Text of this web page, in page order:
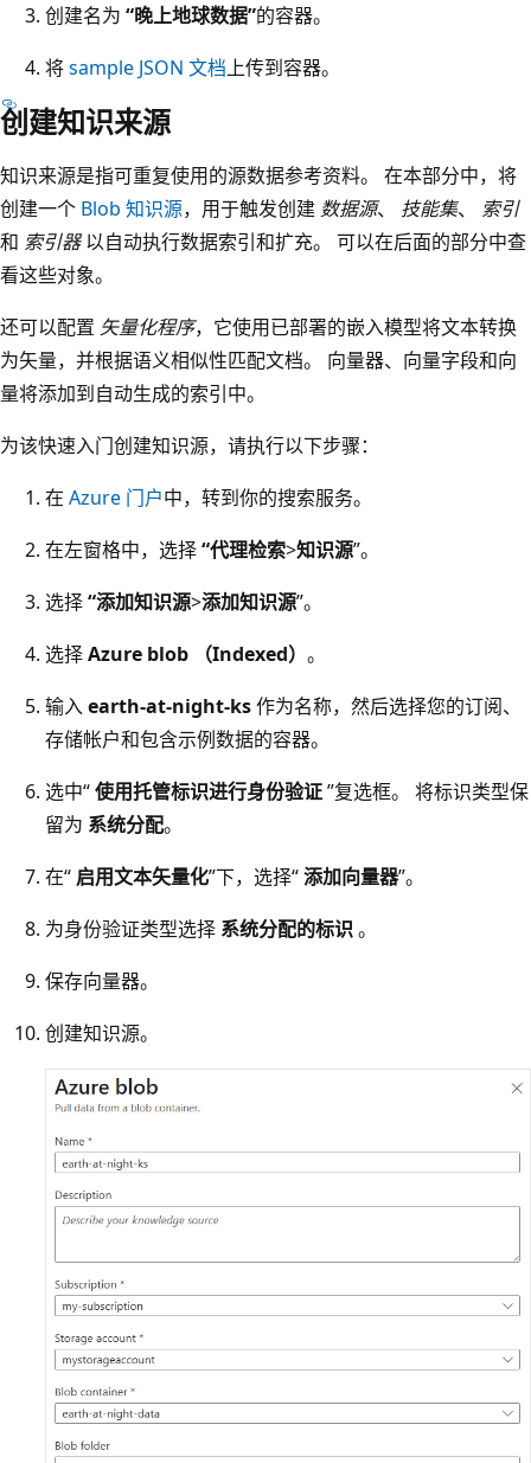
创建名为 “晚上地球数据”的容器。
将sample JSON 文档上传到容器。
创建知识来源
知识来源是指可重复使用的源数据参考资料。 在本部分中，将
创建一个 Blob 知识源，用于触发创建 数据源、 技能集、 索引
和 索引器以自动执行数据索引和扩充。 可以在后面的部分中查
看这些对象。
还可以配置 矢量化程序，它使用已部署的嵌入模型将文本转换
为矢量，并根据语义相似性匹配文档。 向量器、向量字段和向
量将添加到自动生成的索引中。
为该快速入门创建知识源，请执行以下步骤：
在 Azure 门户中，转到你的搜索服务。
在左窗格中，选择“代理检索>知识源”。
选择“添加知识源>添加知识源”。
选择Azure blob （Indexed） 。
输入earth-at-night-ks作为名称，然后选择您的订阅、
存储帐户和包含示例数据的容器。
选中“使用托管标识进行身份验证”复选框。 将标识类型保
留为 系统分配。
在“ 启用文本矢量化”下，选择“添加向量器”。
为身份验证类型选择 系统分配的标识。
保存向量器。
创建知识源。